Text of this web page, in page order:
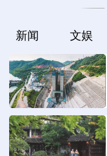
新闻 文娱